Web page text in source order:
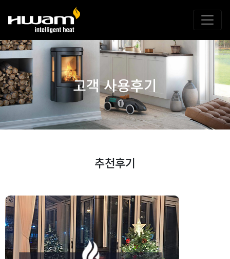
고객 사용후기
추천후기